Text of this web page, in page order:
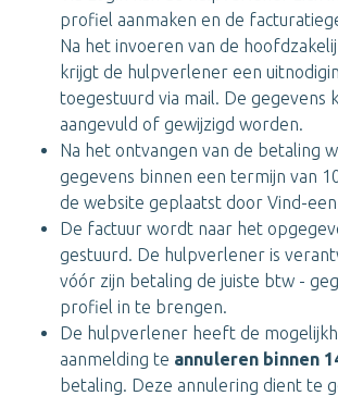
profiel aanmaken en de
Na het invoeren van de
krijgt de hulpverlener een
toegestuurd via mail. De gegevens
aangevuld of gewijzigd worden.
Na het ontvangen van de betaling
gegevens binnen een termijn van
de website geplaatst door Vind-
De factuur wordt naar het
gestuurd. De hulpverlener is
vóór zijn betaling de juiste btw -
profiel in te brengen.
De hulpverlener heeft de
aanmelding te annuleren binnen
betaling. Deze annulering dient te